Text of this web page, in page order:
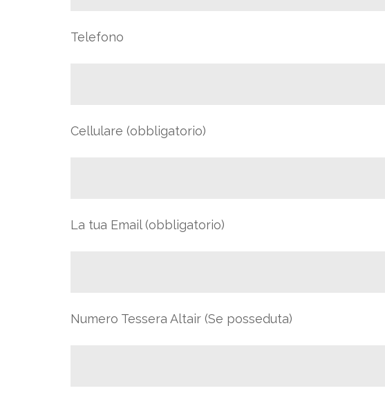
Telefono
Cellulare (obbligatorio)
La tua Email (obbligatorio)
Numero Tessera Altair (Se posseduta)